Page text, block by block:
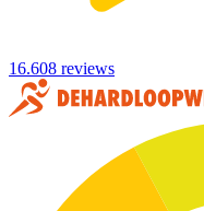
16.608 reviews